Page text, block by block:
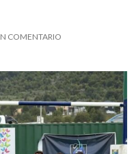
COMENTARIO